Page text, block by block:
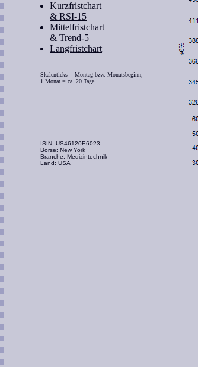
Kurzfristchart
& RSI-15
Mittelfristchart
& Trend-5
Langfristchart
Skalenticks = Montag bzw. Monatsbeginn;
1 Monat = ca. 20 Tage
ISIN: US46120E6023
Börse: New York
Branche: Medizintechnik
Land: USA